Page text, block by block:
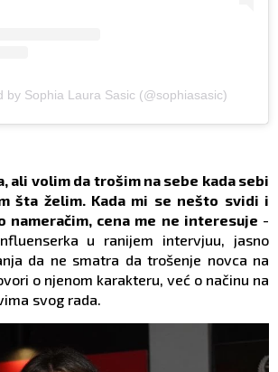
by Sophia Laura Sasic (@sophiasasic)
ali volim da trošim na sebe kada sebi
šta želim. Kada mi se nešto svidi i
nameračim, cena me ne interesuje -
u ranijem intervjuu, jasno
da ne smatra da trošenje novca na
o njenom karakteru, već o načinu na
svog rada.